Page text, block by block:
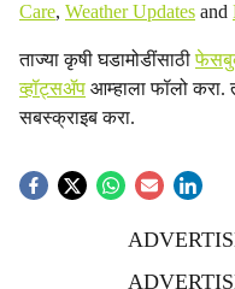
Care, Weather Updates and
ताज्या कृषी घडामोडींसाठी
व्हॉट्सॲप आम्हाला फॉलो
सबस्क्राइब करा.